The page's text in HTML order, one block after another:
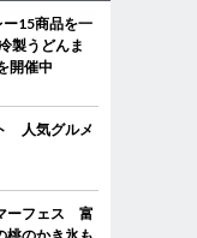
ー15商品を一
製うどんま
開催中
人気グルメ
ーフェス 富